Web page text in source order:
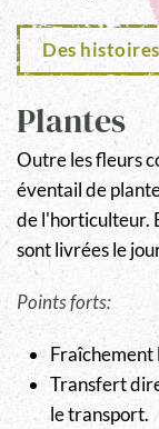
Des
Plantes
Outre les fleurs
éventail de
de l'horticulteur.
sont livrées le
Points forts:
Fraîchement
Transfert
le transport.